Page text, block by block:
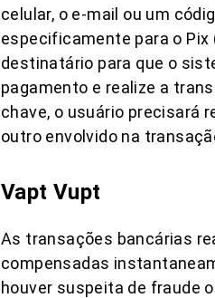
celular, o e-mail ou um
especificamente para o Pix
destinatário para que o
pagamento e realize a
chave, o usuário precisará
outro envolvido na
Vapt Vupt
As transações bancárias
compensadas
houver suspeita de fraude